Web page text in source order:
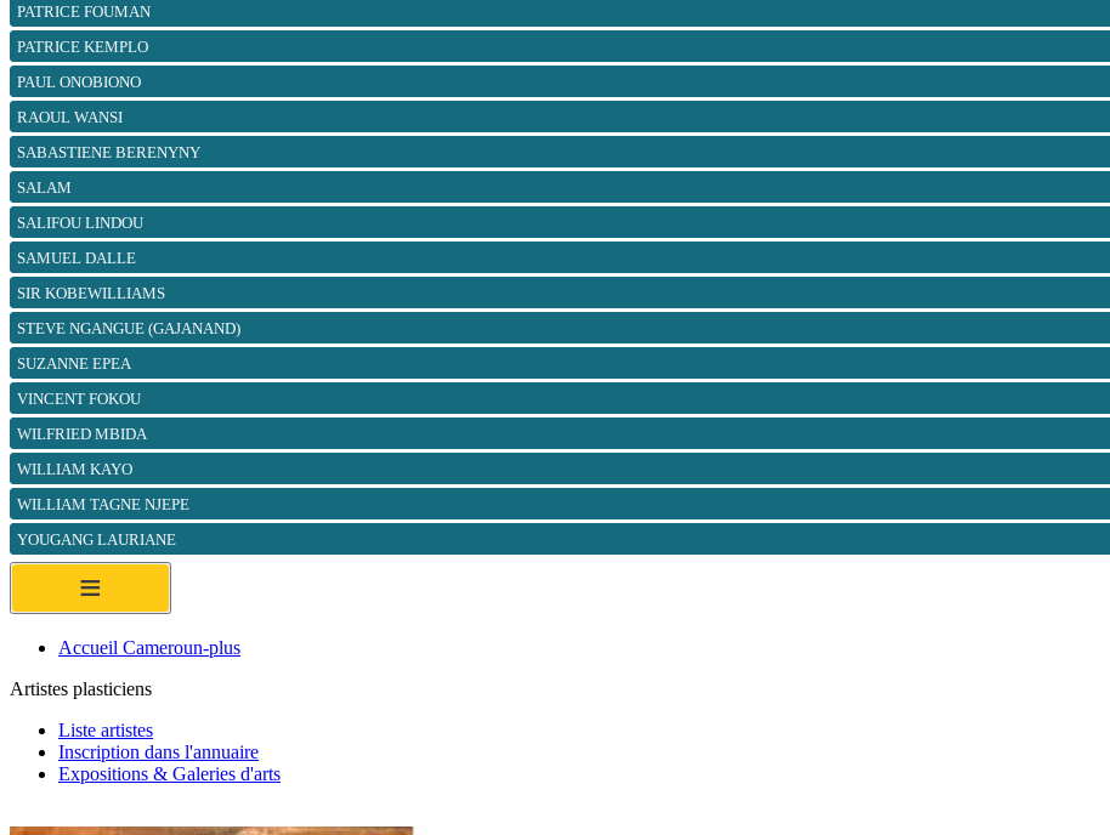
PATRICE FOUMAN
PATRICE KEMPLO
PAUL ONOBIONO
RAOUL WANSI
SABASTIENE BERENYNY
SALAM
SALIFOU LINDOU
SAMUEL DALLE
SIR KOBEWILLIAMS
STEVE NGANGUE (GAJANAND)
SUZANNE EPEA
VINCENT FOKOU
WILFRIED MBIDA
WILLIAM KAYO
WILLIAM TAGNE NJEPE
YOUGANG LAURIANE
≡
Accueil Cameroun-plus
Artistes plasticiens
Liste artistes
Inscription dans l'annuaire
Expositions & Galeries d'arts